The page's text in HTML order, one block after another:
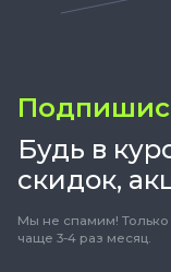
Будь в
скидок,
Мы не спамим! Только
чаще 3-4 раз месяц.